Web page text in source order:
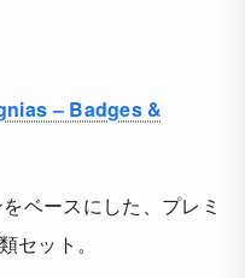
– Badges &
ベースにした、プレミ
セット。